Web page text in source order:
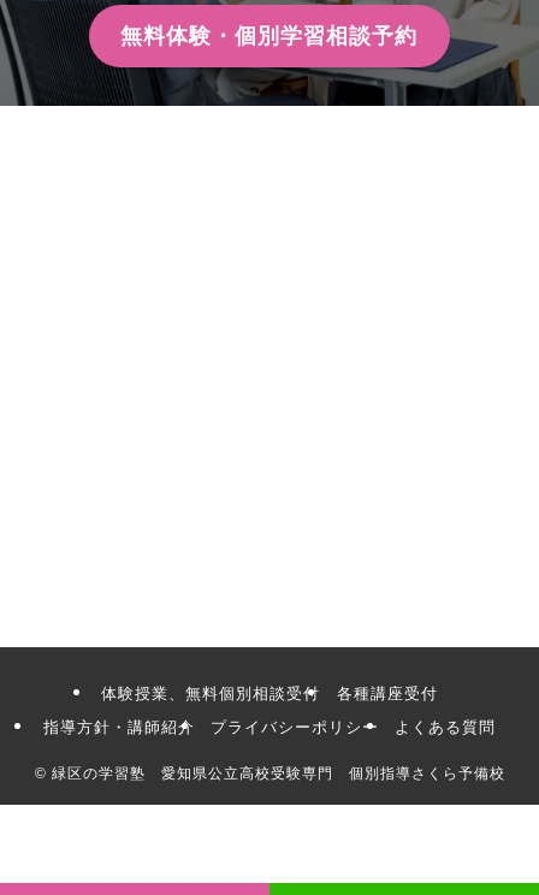
無料体験・個別学習相談予約
体験授業、無料個別相談受付
各種講座受付
指導方針・講師紹介
プライバシーポリシー よくある質問
© 緑区の学習塾 愛知県公立高校受験専門 個別指導さくら予備校